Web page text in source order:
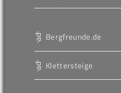
Bergfreunde.de
Klettersteige